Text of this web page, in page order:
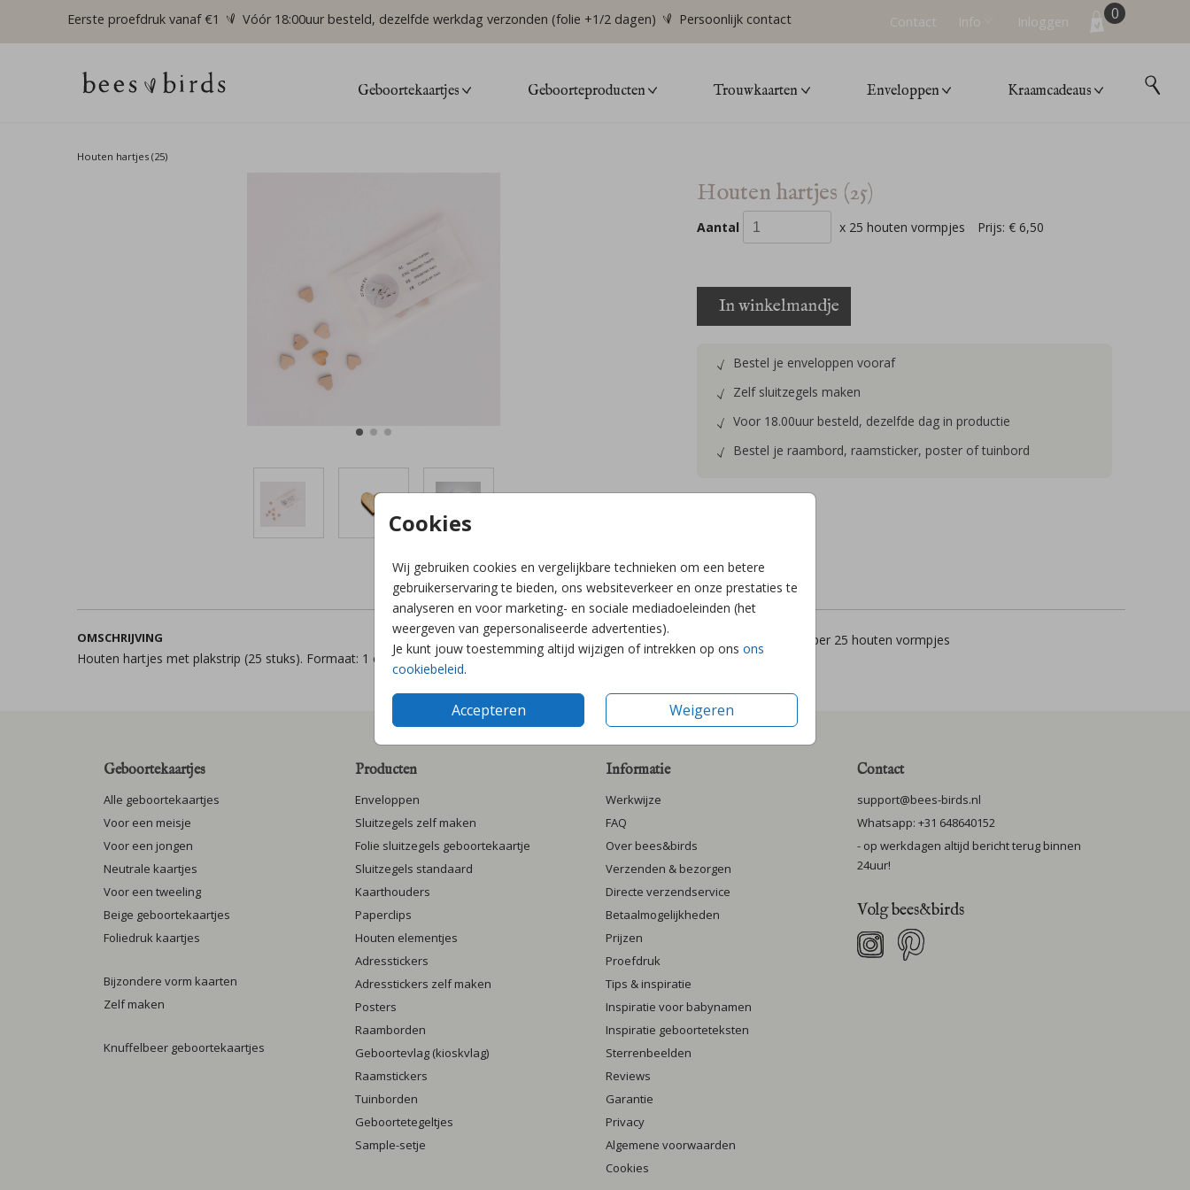
Eerste proefdruk vanaf €1 Vóór 18:00uur besteld, dezelfde werkdag verzonden (folie +1/2 dagen) Persoonlijk contact Contact Info Inloggen 0
Geboortekaartjes Geboorteproducten Trouwkaarten Enveloppen Kraamcadeaus
Cookies
Wij gebruiken cookies en vergelijkbare technieken om een betere
gebruikerservaring te bieden, ons websiteverkeer en onze prestaties te
analyseren en voor marketing- en sociale mediadoeleinden (het
weergeven van gepersonaliseerde advertenties).
Je kunt jouw toestemming altijd wijzigen of intrekken op ons ons
cookiebeleid.
Accepteren Weigeren
Houten hartjes (25)
Houten hartjes (25)
Aantal x 25 houten vormpjes Prijs: € 6,50
In winkelmandje
Bestel je enveloppen vooraf
Zelf sluitzegels maken
Voor 18.00uur besteld, dezelfde dag in productie
Bestel je raambord, raamsticker, poster of tuinbord
OMSCHRIJVING
Houten hartjes met plakstrip (25 stuks). Formaat: 1 cm (breedte) x 0,5 cm (dikte).
per 25 houten vormpjes
Geboortekaartjes
Alle geboortekaartjes
Voor een meisje
Voor een jongen
Neutrale kaartjes
Voor een tweeling
Beige geboortekaartjes
Foliedruk kaartjes
Bijzondere vorm kaarten
Zelf maken
Knuffelbeer geboortekaartjes
Producten
Enveloppen
Sluitzegels zelf maken
Folie sluitzegels geboortekaartje
Sluitzegels standaard
Kaarthouders
Paperclips
Houten elementjes
Adresstickers
Adresstickers zelf maken
Posters
Raamborden
Geboortevlag (kioskvlag)
Raamstickers
Tuinborden
Geboortetegeltjes
Sample-setje
Informatie
Werkwijze
FAQ
Over bees&birds
Verzenden & bezorgen
Directe verzendservice
Betaalmogelijkheden
Prijzen
Proefdruk
Tips & inspiratie
Inspiratie voor babynamen
Inspiratie geboorteteksten
Sterrenbeelden
Reviews
Garantie
Privacy
Algemene voorwaarden
Cookies
Contact
support@bees-birds.nl
Whatsapp: +31 648640152
- op werkdagen altijd bericht terug binnen
24uur!
Volg bees&birds